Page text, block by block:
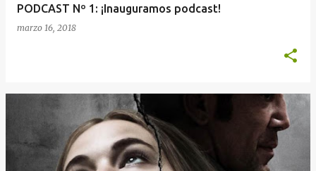
PODCAST Nº 1: ¡Inauguramos podcast!
marzo 16, 2018